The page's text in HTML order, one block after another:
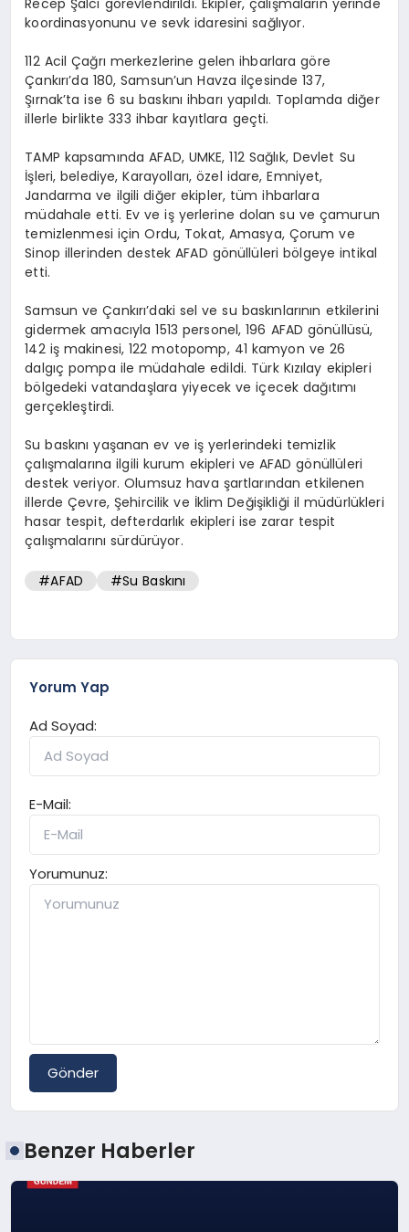
koordinasyonunu ve sevk idaresini sağlıyor.
112 Acil Çağrı merkezlerine gelen ihbarlara göre
Çankırı’da 180, Samsun’un Havza ilçesinde 137,
Şırnak’ta ise 6 su baskını ihbarı yapıldı. Toplamda diğer
illerle birlikte 333 ihbar kayıtlara geçti.
TAMP kapsamında AFAD, UMKE, 112 Sağlık, Devlet Su
İşleri, belediye, Karayolları, özel idare, Emniyet,
Jandarma ve ilgili diğer ekipler, tüm ihbarlara
müdahale etti. Ev ve iş yerlerine dolan su ve çamurun
temizlenmesi için Ordu, Tokat, Amasya, Çorum ve
Sinop illerinden destek AFAD gönüllüleri bölgeye intikal
etti.
Samsun ve Çankırı’daki sel ve su baskınlarının etkilerini
gidermek amacıyla 1513 personel, 196 AFAD gönüllüsü,
142 iş makinesi, 122 motopomp, 41 kamyon ve 26
dalgıç pompa ile müdahale edildi. Türk Kızılay ekipleri
bölgedeki vatandaşlara yiyecek ve içecek dağıtımı
gerçekleştirdi.
Su baskını yaşanan ev ve iş yerlerindeki temizlik
çalışmalarına ilgili kurum ekipleri ve AFAD gönüllüleri
destek veriyor. Olumsuz hava şartlarından etkilenen
illerde Çevre, Şehircilik ve İklim Değişikliği il müdürlükleri
hasar tespit, defterdarlık ekipleri ise zarar tespit
çalışmalarını sürdürüyor.
#AFAD #Su Baskını
Yorum Yap
Ad Soyad:
E-Mail:
Yorumunuz:
Gönder
Benzer Haberler